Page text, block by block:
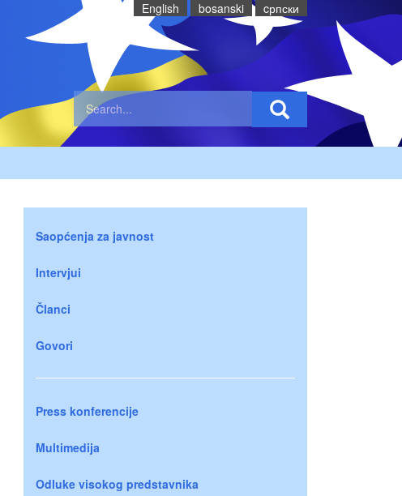
English bosanski cрпски
Saopćenja za javnost
Intervjui
Članci
Govori
Press konferencije
Multimedija
Odluke visokog predstavnika